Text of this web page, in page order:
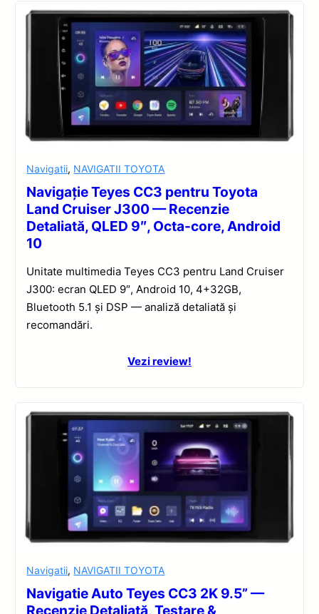
Navigatii, NAVIGATII TOYOTA
Navigație Teyes CC3 pentru Toyota
Land Cruiser J300 — Recenzie
Detaliată, QLED 9″, Octa-core, Android
10
Unitate multimedia Teyes CC3 pentru Land Cruiser
J300: ecran QLED 9″, Android 10, 4+32GB,
Bluetooth 5.1 și DSP — analiză detaliată și
recomandări.
Vezi review!
Navigatii, NAVIGATII TOYOTA
Navigatie Auto Teyes CC3 2K 9.5” —
Recenzie Detaliată, Testare &